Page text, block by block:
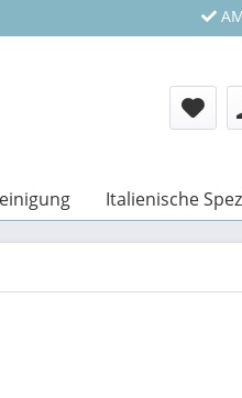
Italienische